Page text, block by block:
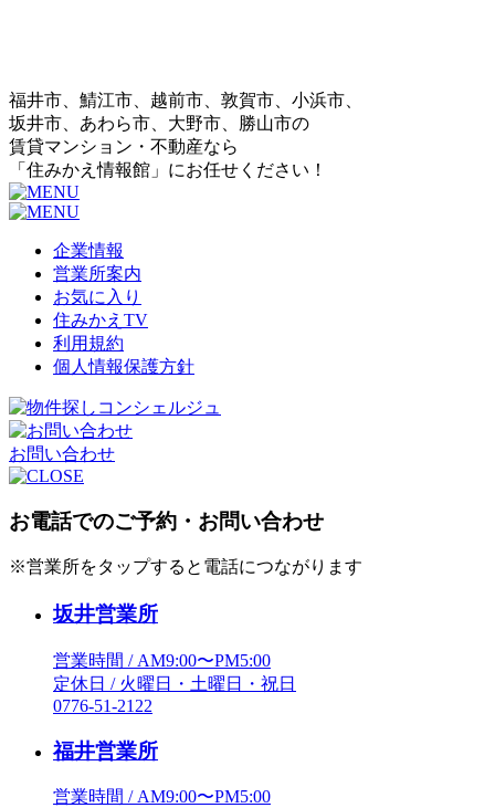
福井市、鯖江市、越前市、敦賀市、小浜市、
坂井市、あわら市、大野市、勝山市の
賃貸マンション・不動産なら
「住みかえ情報館」にお任せください！
企業情報
営業所案内
お気に入り
住みかえTV
利用規約
個人情報保護方針
お問い合わせ
お電話でのご予約・お問い合わせ
※営業所をタップすると電話につながります
坂井営業所
営業時間 / AM9:00〜PM5:00
定休日 / 火曜日・土曜日・祝日
0776-51-2122
福井営業所
営業時間 / AM9:00〜PM5:00